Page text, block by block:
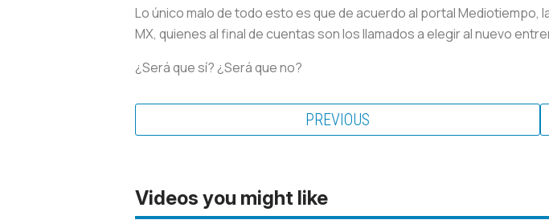
Lo único malo de todo esto es que de acuerdo al portal
MX, quienes al final de cuentas son los llamados a elegir al nuevo
¿Será que sí? ¿Será que no?
PREVIOUS
Videos you might like